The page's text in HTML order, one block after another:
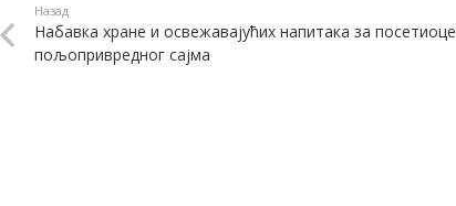
Назад
Набавка хране и освежавајућих напитака за посетиоце
пољопривредног сајма